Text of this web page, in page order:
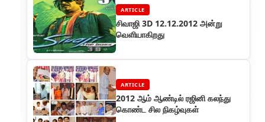
ARTICLE
சிவாஜி 3D 12.12.2012 அன்று
வெளியாகிறது
ARTICLE
2012 ஆம் ஆண்டில் ரஜினி கலந்து
கொண்ட சில நிகழ்வுகள்